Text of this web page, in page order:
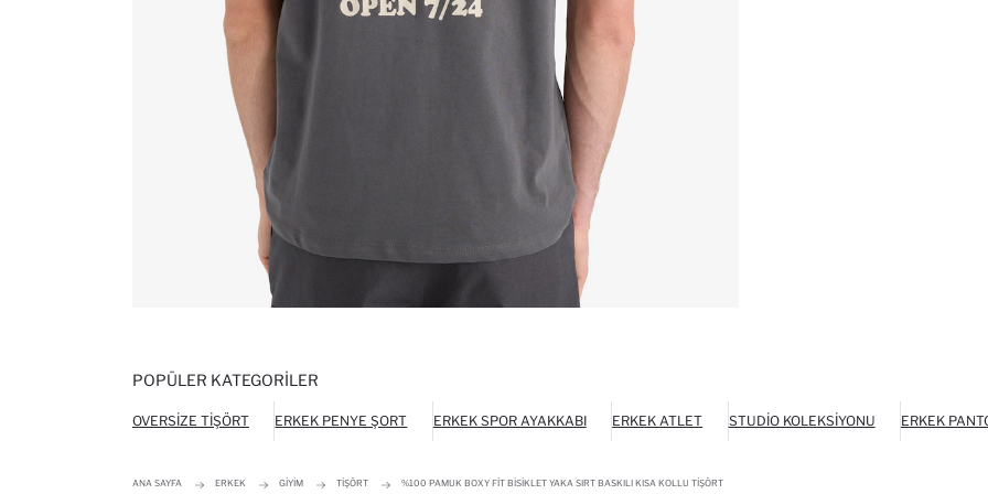
POPÜLER KATEGORILER
OVERSIZE TIŞÖRT ERKEK PENYE ŞORT ERKEK SPOR AYAKKABI ERKEK ATLET STUDIO KOLEKSIYONU ERKEK
ANA SAYFA ERKEK GIYIM TIŞÖRT %100 PAMUK BOXY FIT BISIKLET YAKA SIRT BASKILI KISA KOLLU TIŞÖRT